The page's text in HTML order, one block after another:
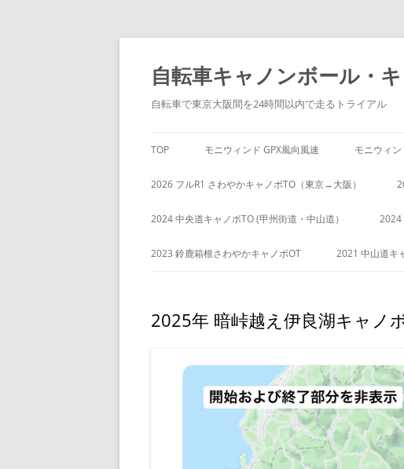
コ
テ
ン
ツ
へ
キ
ッ
自転車キャノンボール・
自転車で東京大阪間を24時間以内で走るトライアル
TOP モニウィンド GPX風向風速 モニウィ
2026 フルR1 さわやかキャノボTO（東京→大阪）
2024 中央道キャノボTO (甲州街道・中山道） 2024
2023 鈴鹿箱根さわやかキャノボOT 2021 中山道キ
2025年 暗峠越え伊良湖キャノ